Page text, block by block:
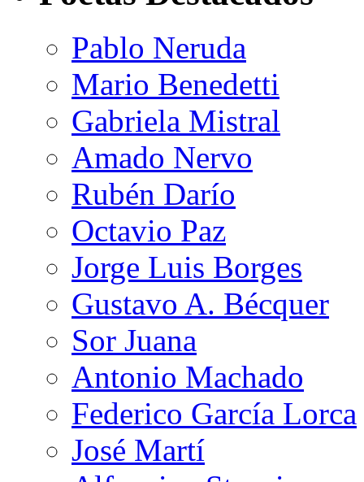
Pablo Neruda
Mario Benedetti
Gabriela Mistral
Amado Nervo
Rubén Darío
Octavio Paz
Jorge Luis Borges
Gustavo A. Bécquer
Sor Juana
Antonio Machado
Federico García Lorca
José Martí